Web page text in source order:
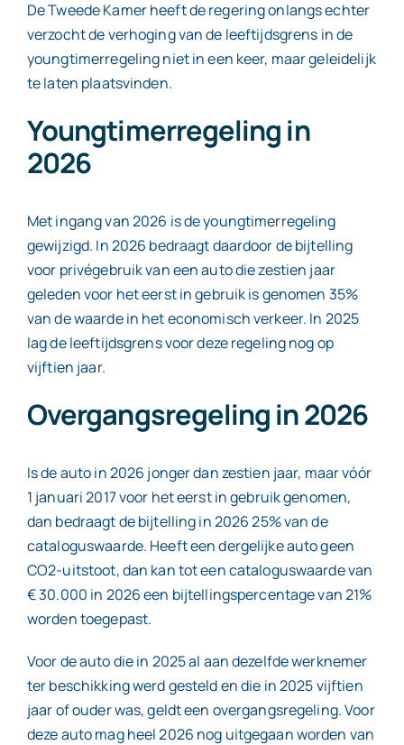
De Tweede Kamer heeft de regering onlangs echter
verzocht de verhoging van de leeftijdsgrens in de
youngtimerregeling niet in een keer, maar geleidelijk
te laten plaatsvinden.
Youngtimerregeling in
2026
Met ingang van 2026 is de youngtimerregeling
gewijzigd. In 2026 bedraagt daardoor de bijtelling
voor privégebruik van een auto die zestien jaar
geleden voor het eerst in gebruik is genomen 35%
van de waarde in het economisch verkeer. In 2025
lag de leeftijdsgrens voor deze regeling nog op
vijftien jaar.
Overgangsregeling in 2026
Is de auto in 2026 jonger dan zestien jaar, maar vóór
1 januari 2017 voor het eerst in gebruik genomen,
dan bedraagt de bijtelling in 2026 25% van de
cataloguswaarde. Heeft een dergelijke auto geen
CO2-uitstoot, dan kan tot een cataloguswaarde van
€ 30.000 in 2026 een bijtellingspercentage van 21%
worden toegepast.
Voor de auto die in 2025 al aan dezelfde werknemer
ter beschikking werd gesteld en die in 2025 vijftien
jaar of ouder was, geldt een overgangsregeling. Voor
deze auto mag heel 2026 nog uitgegaan worden van